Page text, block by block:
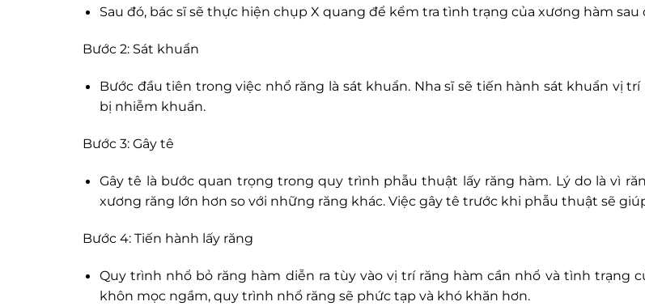
Sau đó, bác sĩ sẽ thực hiện chụp X quang để kểm tra tình trạng của xương hàm
Bước 2: Sát khuẩn
Bước đầu tiên trong việc nhổ răng là sát khuẩn. Nha sĩ sẽ tiến hành sát khuẩn vị
bị nhiễm khuẩn.
Bước 3: Gây tê
Gây tê là bước quan trọng trong quy trình phẫu thuật lấy răng hàm. Lý do là vì
xương răng lớn hơn so với những răng khác. Việc gây tê trước khi phẫu thuật sẽ
Bước 4: Tiến hành lấy răng
Quy trình nhổ bỏ răng hàm diễn ra tùy vào vị trí răng hàm cần nhổ và tình trạng
khôn mọc ngầm, quy trình nhổ răng sẽ phức tạp và khó khăn hơn.